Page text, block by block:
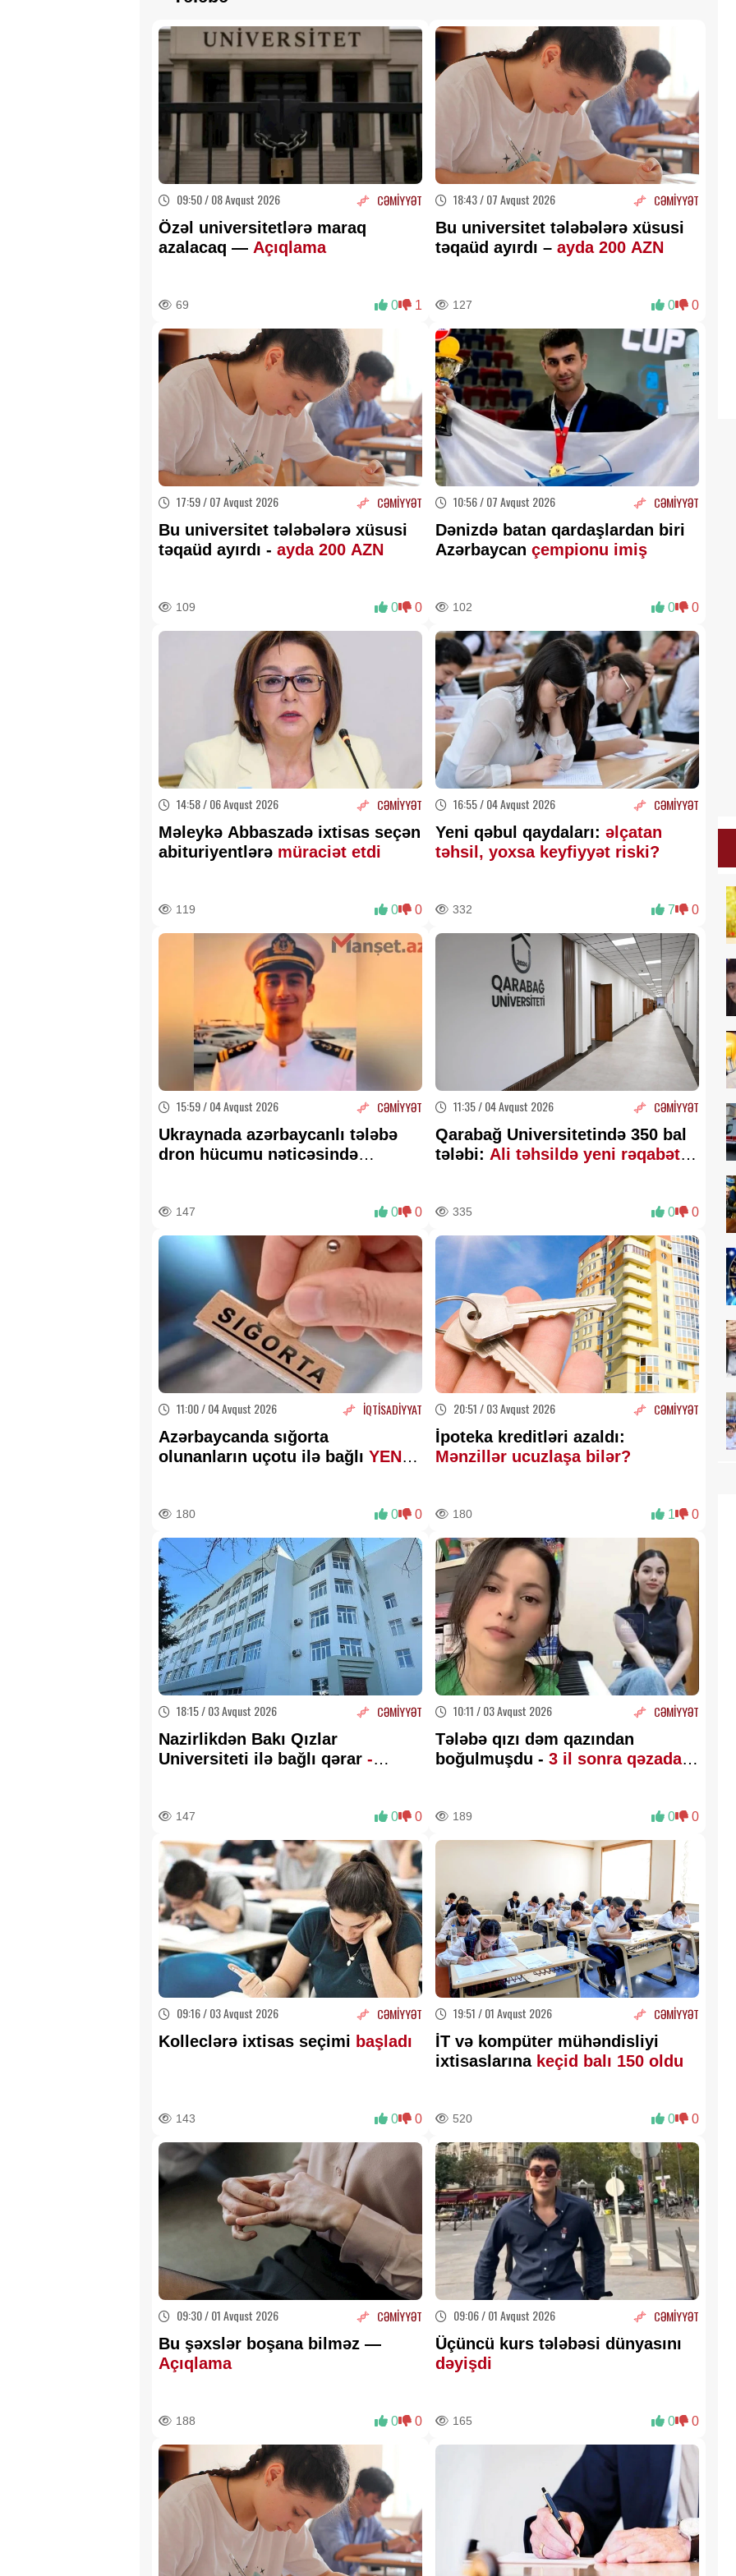
09:50 / 08 Avqust 2026 CƏMİYYƏT
Özəl universitetlərə maraq
azalacaq — Açıqlama
69 0 1
18:43 / 07 Avqust 2026 CƏMİYYƏT
Bu universitet tələbələrə xüsusi
təqaüd ayırdı – ayda 200 AZN
127 0 0
17:59 / 07 Avqust 2026 CƏMİYYƏT
Bu universitet tələbələrə xüsusi
təqaüd ayırdı - ayda 200 AZN
109 0 0
10:56 / 07 Avqust 2026 CƏMİYYƏT
Dənizdə batan qardaşlardan biri
Azərbaycan çempionu imiş
102 0 0
14:58 / 06 Avqust 2026 CƏMİYYƏT
Məleykə Abbaszadə ixtisas seçən
abituriyentlərə müraciət etdi
119 0 0
16:55 / 04 Avqust 2026 CƏMİYYƏT
Yeni qəbul qaydaları: əlçatan
təhsil, yoxsa keyfiyyət riski?
332 7 0
15:59 / 04 Avqust 2026 CƏMİYYƏT
Ukraynada azərbaycanlı tələbə
dron hücumu nəticəsində
147 0 0
11:35 / 04 Avqust 2026 CƏMİYYƏT
Qarabağ Universitetində 350 bal
tələbi: Ali təhsildə yeni rəqabət
335 0 0
11:00 / 04 Avqust 2026 İQTİSADİYYAT
Azərbaycanda sığorta
olunanların uçotu ilə bağlıYENİ
180 0 0
20:51 / 03 Avqust 2026 CƏMİYYƏT
İpoteka kreditləri azaldı:
Mənzillər ucuzlaşa bilər?
180 1 0
18:15 / 03 Avqust 2026 CƏMİYYƏT
Nazirlikdən Bakı Qızlar
Universiteti ilə bağlı qərar-
147 0 0
10:11 / 03 Avqust 2026 CƏMİYYƏT
Tələbə qızı dəm qazından
boğulmuşdu - 3 il sonra qəzada
189 0 0
09:16 / 03 Avqust 2026 CƏMİYYƏT
Kolleclərə ixtisas seçimi başladı
143 0 0
19:51 / 01 Avqust 2026 CƏMİYYƏT
İT və kompüter mühəndisliyi
ixtisaslarına keçid balı 150 oldu
520 0 0
09:30 / 01 Avqust 2026 CƏMİYYƏT
Bu şəxslər boşana bilməz —
Açıqlama
188 0 0
09:06 / 01 Avqust 2026 CƏMİYYƏT
Üçüncü kurs tələbəsi dünyasını
dəyişdi
165 0 0